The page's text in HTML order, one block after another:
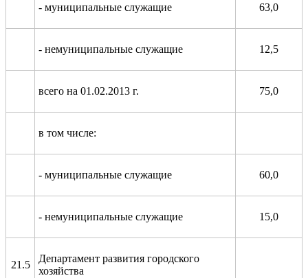
- муниципальные служащие 63,0
- немуниципальные служащие 12,5
всего на 01.02.2013 г. 75,0
в том числе:
- муниципальные служащие 60,0
- немуниципальные служащие 15,0
21.5
Департамент развития городского
хозяйства